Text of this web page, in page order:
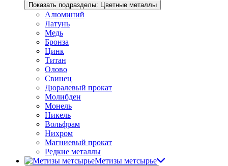
Показать подразделы: Цветные металлы
Алюминий
Латунь
Медь
Бронза
Цинк
Титан
Олово
Свинец
Дюралевый прокат
Молибден
Монель
Никель
Вольфрам
Нихром
Магниевый прокат
Редкие металлы
Метизы метсырье